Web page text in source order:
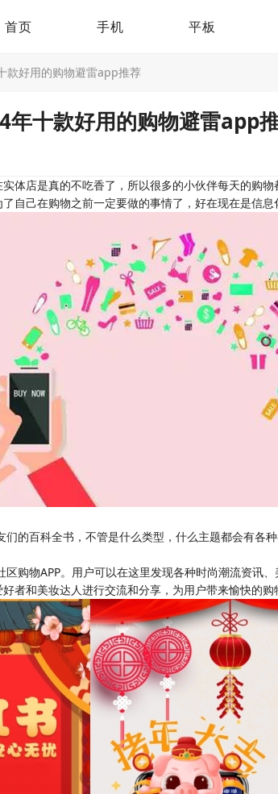
首页 手机 平板
款好用的购物避雷app推荐
十款好用的购物避雷app
体店是真的不吃香了，所以很多的小伙伴每天的购
自己在购物之前一定要做的事情了，好在现在是信
的百科全书，不管是什么类型，什么主题都会有
购物APP。用户可以在这里发现各种时尚潮流资讯
者和美妆达人进行交流和分享，为用户带来愉快的购